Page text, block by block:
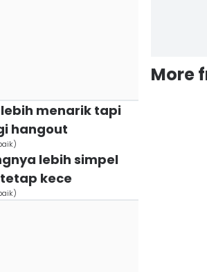
menarik tapi
hangout
lebih simpel
kece
More